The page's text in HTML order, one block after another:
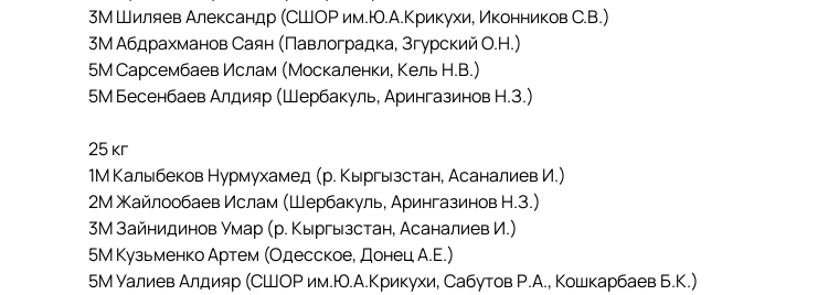
3М Шиляев Александр (СШОР им.Ю.А.Крикухи, Иконников С.В.)
3М Абдрахманов Саян (Павлоградка, Згурский О.Н.)
5М Сарсембаев Ислам (Москаленки, Кель Н.В.)
5М Бесенбаев Алдияр (Шербакуль, Арингазинов Н.З.)
25 кг
1М Калыбеков Нурмухамед (р. Кыргызстан, Асаналиев И.)
2М Жайлообаев Ислам (Шербакуль, Арингазинов Н.З.)
3М Зайнидинов Умар (р. Кыргызстан, Асаналиев И.)
5М Кузьменко Артем (Одесское, Донец А.Е.)
5М Уалиев Алдияр (СШОР им.Ю.А.Крикухи, Сабутов Р.А., Кошкарбаев Б.К.)